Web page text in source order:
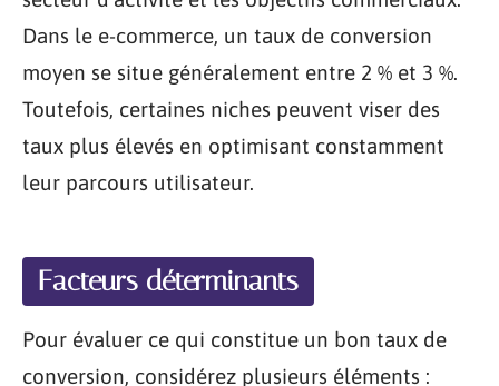
Dans le e-commerce, un taux de conversion
moyen se situe généralement entre 2 % et 3 %.
Toutefois, certaines niches peuvent viser des
taux plus élevés en optimisant constamment
leur parcours utilisateur.
Facteurs déterminants
Pour évaluer ce qui constitue un bon taux de
conversion, considérez plusieurs éléments :